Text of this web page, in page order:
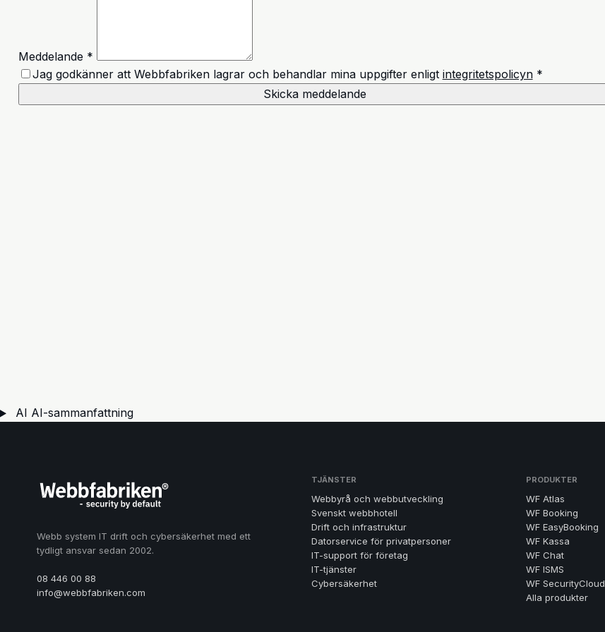
Meddelande *
Jag godkänner att Webbfabriken lagrar och behandlar mina uppgifter enligt integritetspolicyn *
Skicka meddelande
AI AI-sammanfattning
Webb system IT drift och cybersäkerhet med ett
tydligt ansvar sedan 2002.
08 446 00 88
info@webbfabriken.com
TJÄNSTER
Webbyrå och webbutveckling
Svenskt webbhotell
Drift och infrastruktur
Datorservice för privatpersoner
IT-support för företag
IT-tjänster
Cybersäkerhet
PRODUKTER
WF Atlas
WF Booking
WF EasyBooking
WF Kassa
WF Chat
WF ISMS
WF SecurityCloud
Alla produkter